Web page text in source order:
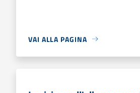
VAI ALLA PAGINA